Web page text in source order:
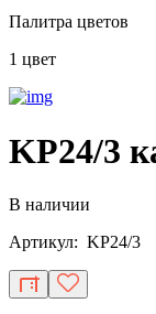
Палитра цветов
1 цвет
KP24/3
В наличии
Артикул: KP24/3